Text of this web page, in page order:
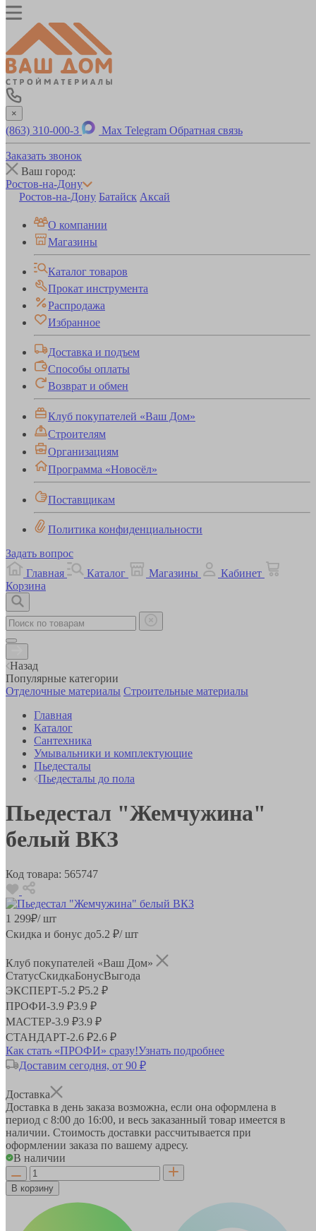
×
(863) 310-000-3 Max Telegram Обратная связь
Заказать звонок
Ваш город:
Ростов-на-Дону
Ростов-на-Дону Батайск Аксай
О компании
Магазины
Каталог товаров
Прокат инструмента
Распродажа
Избранное
Доставка и подъем
Способы оплаты
Возврат и обмен
Клуб покупателей «Ваш Дом»
Строителям
Организациям
Программа «Новосёл»
Поставщикам
Политика конфиденциальности
Задать вопрос
Главная
Каталог Магазины
Кабинет
Корзина
Назад
Популярные категории
Отделочные материалы Строительные материалы
Главная
Каталог
Сантехника
Умывальники и комплектующие
Пьедесталы
Пьедесталы до пола
Пьедестал "Жемчужина"
белый ВКЗ
Код товара: 565747
1 299₽/ шт
Скидка и бонус до5.2 ₽/ шт
Клуб покупателей «Ваш Дом»
СтатусСкидкаБонусВыгода
ЭКСПЕРТ-5.2 ₽5.2 ₽
ПРОФИ-3.9 ₽3.9 ₽
МАСТЕР-3.9 ₽3.9 ₽
СТАНДАРТ-2.6 ₽2.6 ₽
Как стать «ПРОФИ» сразу!Узнать подробнее
Доставим сегодня, от 90 ₽
Доставка
Доставка в день заказа возможна, если она оформлена в
период с 8:00 до 16:00, и весь заказанный товар имеется в
наличии. Стоимость доставки рассчитывается при
оформлении заказа по вашему адресу.
В наличии
В корзину